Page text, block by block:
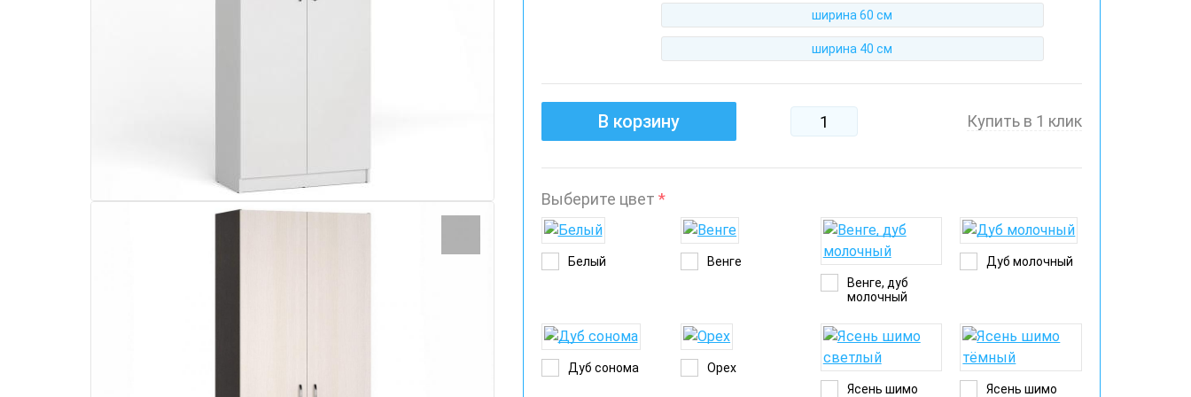
ширина 60 см
ширина 40 см
В корзину Купить в 1 клик
Выберите цвет *
Белый
Венге
Венге, дуб
молочный
Дуб молочный
Дуб сонома
Орех
Ясень шимо
Ясень шимо